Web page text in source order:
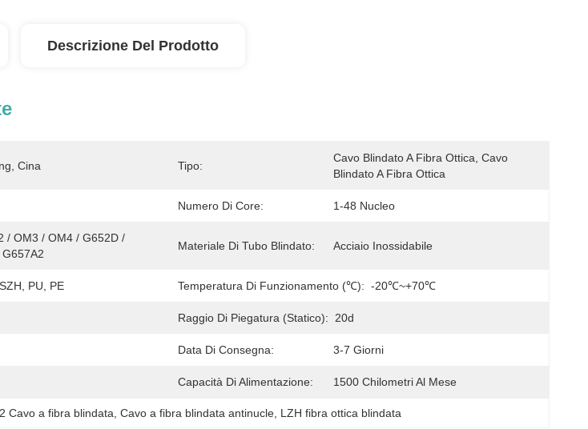
Descrizione Del Prodotto
Cina Tipo:
Cavo Blindato A Fibra Ottica, Cavo
Blindato A Fibra Ottica
Numero Di Core: 1-48 Nucleo
/ OM3 / OM4 / G652D /
Materiale Di Tubo Blindato: Acciaio Inossidabile
PU, PE Temperatura Di Funzionamento (℃): -20℃~+70℃
Raggio Di Piegatura (statico): 20d
Data Di Consegna: 3-7 Giorni
Capacità Di Alimentazione: 1500 Chilometri Al Mese
Cavo a fibra blindata , Cavo a fibra blindata antinucle LZH fibra ottica blindata